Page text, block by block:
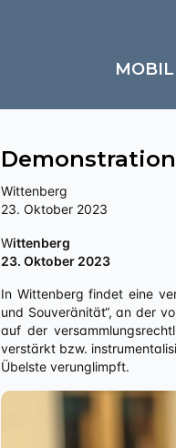
Wittenberg
23. Oktober 2023
Wittenberg
23. Oktober 2023
In Wittenberg findet eine
und Souveränität“, an der
auf der
verstärkt bzw.
Übelste verunglimpft.